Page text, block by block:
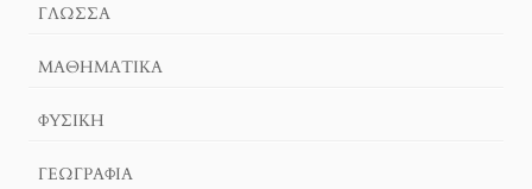
ΓΛΏΣΣΑ
ΜΑΘΗΜΑΤΙΚΆ
ΦΥΣΙΚΗ
ΓΕΩΓΡΑΦΊΑ